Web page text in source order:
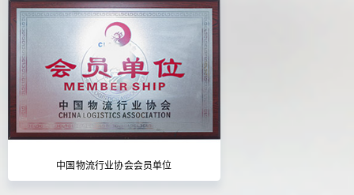
中国物流行业协会会员单位